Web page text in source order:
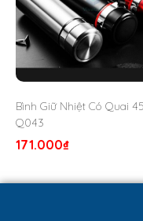
Thông tin sản phẩm:
Bình Giữ Nhiệt Có Quai
Q043
171.000₫